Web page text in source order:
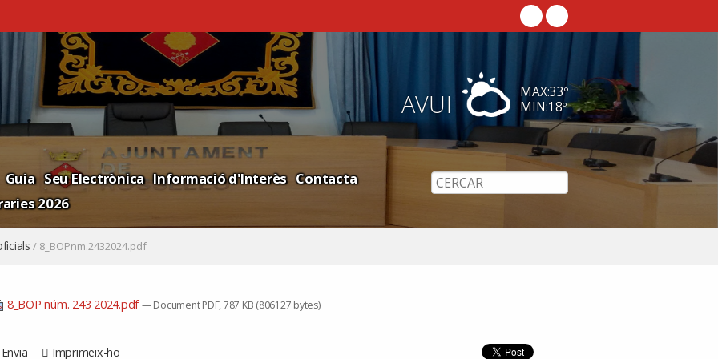
AVUI MAX:33º
MIN:18º
Guia Seu Electrònica Informació d'Interès Contacta
2026
/ 8_BOPnm.2432024.pdf
8_BOP núm. 243 2024.pdf— Document PDF, 787 KB (806127 bytes)
Envia Imprimeix-ho